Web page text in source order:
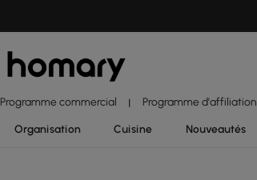
Programme commercial | Programme d'affiliation
Organisation Cuisine Nouveautés